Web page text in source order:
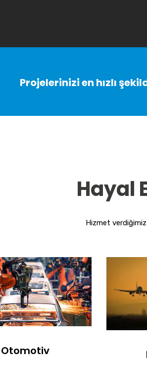
Projelerinizi en hızlı
Hayal
Hizmet verdiğimiz
Otomotiv